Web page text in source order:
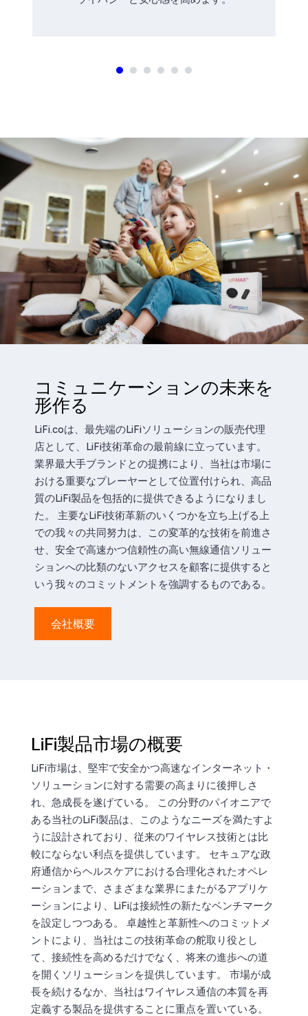
コミュニケーションの未来を
形作る
LiFi.coは、最先端のLiFiソリューションの販売代理
店として、LiFi技術革命の最前線に立っています。
業界最大手ブランドとの提携により、当社は市場に
おける重要なプレーヤーとして位置付けられ、高品
質のLiFi製品を包括的に提供できるようになりまし
た。 主要なLiFi技術革新のいくつかを立ち上げる上
での我々の共同努力は、この変革的な技術を前進さ
せ、安全で高速かつ信頼性の高い無線通信ソリュー
ションへの比類のないアクセスを顧客に提供すると
いう我々のコミットメントを強調するものである。
会社概要
LiFi製品市場の概要
LiFi市場は、堅牢で安全かつ高速なインターネット・
ソリューションに対する需要の高まりに後押しさ
れ、急成長を遂げている。 この分野のパイオニアで
ある当社のLiFi製品は、このようなニーズを満たすよ
うに設計されており、従来のワイヤレス技術とは比
較にならない利点を提供しています。 セキュアな政
府通信からヘルスケアにおける合理化されたオペレ
ーションまで、さまざまな業界にまたがるアプリケ
ーションにより、LiFiは接続性の新たなベンチマーク
を設定しつつある。 卓越性と革新性へのコミットメ
ントにより、当社はこの技術革命の舵取り役とし
て、接続性を高めるだけでなく、将来の進歩への道
を開くソリューションを提供しています。 市場が成
長を続けるなか、当社はワイヤレス通信の本質を再
定義する製品を提供することに重点を置いている。